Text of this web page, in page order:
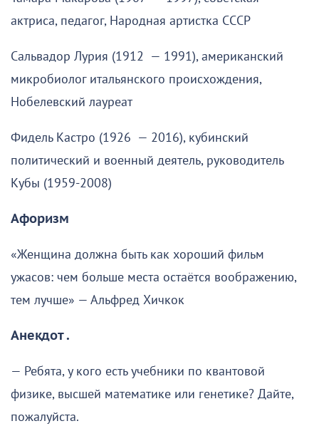
актриса, педагог, Народная артистка СССР
Сальвадор Лурия (1912 — 1991), американский
микробиолог итальянского происхождения,
Нобелевский лауреат
Фидель Кастро (1926 — 2016), кубинский
политический и военный деятель, руководитель
Кубы (1959-2008)
Афоризм
«Женщина должна быть как хороший фильм
ужасов: чем больше места остаётся воображению,
тем лучше» — Альфред Хичкок
Анекдот .
— Ребята, у кого есть учебники по квантовой
физике, высшей математике или генетике? Дайте,
пожалуйста.